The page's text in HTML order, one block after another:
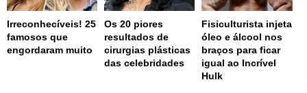
Irreconhecíveis! 25
famosos que
engordaram muito
Os 20 piores
resultados de
cirurgias plásticas
das celebridades
Fisiculturista injeta
óleo e álcool nos
braços para ficar
igual ao Incrível
Hulk